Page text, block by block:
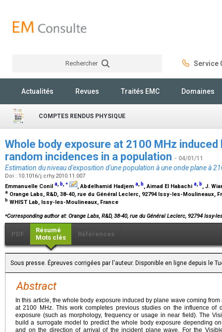
Rechercher Service
Actualités Revues Traités EMC Domaines
COMPTES RENDUS PHYSIQUE
Whole body exposure at 2100 MHz induced
random incidences in a population - 04/01/11
Estimation du niveau d'exposition d'une population à une onde plane à
Doi : 10.1016/j.crhy.2010.11.007
Emmanuelle Conil a, b, ⁎
, Abdelhamid Hadjem a, b, Aimad El Habachi a, b, J.
a Orange Labs, R&D, 38-40, rue du Général Leclerc, 92794 Issy-les-Moulineaux,
b WHIST Lab, Issy-les-Moulineaux, France
⁎Corresponding author at: Orange Labs, R&D, 38-40, rue du Général Leclerc, 92794 Issy-
PDF
Résumé
Mots clés
Références
Sous presse. Épreuves corrigées par l'auteur. Disponible en ligne depuis le
Abstract
In this article, the whole body exposure induced by plane wave coming
at 2100 MHz. This work completes previous studies on the influence of
exposure (such as morphology, frequency or usage in near field). The
build a surrogate model to predict the whole body exposure depending
and on the direction of arrival of the incident plane wave. For the